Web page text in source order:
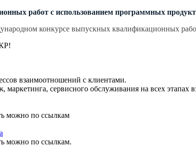
работ с использованием программных
конкурсе выпускных квалификационных
взаимоотношений с клиентами.
сервисного обслуживания на всех этапах
можно по ссылкам
можно по ссылкам.